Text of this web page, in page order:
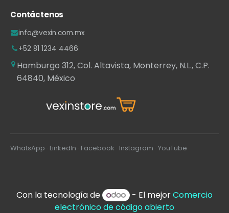
Contáctenos
info@vexin.com.mx
+52 81 1234 4466
Hamburgo 312, Col. Altavista, Monterrey, N.L., C.P.
64840, México
WhatsApp · LinkedIn · Facebook · Instagram · YouTube
Con la tecnología de - El mejorComercio
electrónico de código abierto